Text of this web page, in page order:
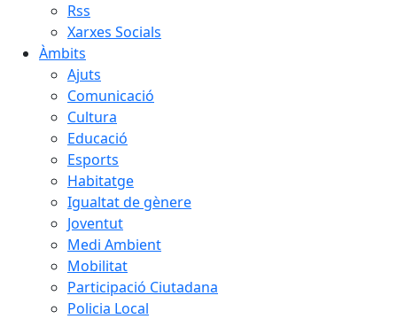
Rss
Xarxes Socials
Àmbits
Ajuts
Comunicació
Cultura
Educació
Esports
Habitatge
Igualtat de gènere
Joventut
Medi Ambient
Mobilitat
Participació Ciutadana
Policia Local